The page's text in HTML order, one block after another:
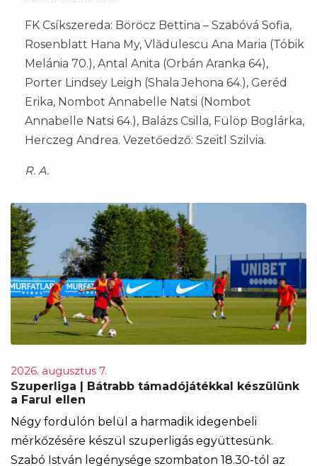
FK Csíkszereda: Böröcz Bettina – Szabóvá Sofia,
Rosenblatt Hana My, Vlădulescu Ana Maria (Tóbik
Melánia 70.), Antal Anita (Orbán Aranka 64),
Porter Lindsey Leigh (Shala Jehona 64.), Geréd
Erika, Nombot Annabelle Natsi (Nombot
Annabelle Natsi 64.), Balázs Csilla, Fülöp Boglárka,
Herczeg Andrea. Vezetőedző: Szeitl Szilvia.
R. A.
2026. augusztus 7.
Szuperliga | Bátrabb támadójátékkal készülünk
a Farul ellen
Négy fordulón belül a harmadik idegenbeli
mérkőzésére készül szuperligás együttesünk.
Szabó István legénysége szombaton 18.30-tól az